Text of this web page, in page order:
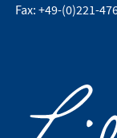
Fax: +49-(0)221-